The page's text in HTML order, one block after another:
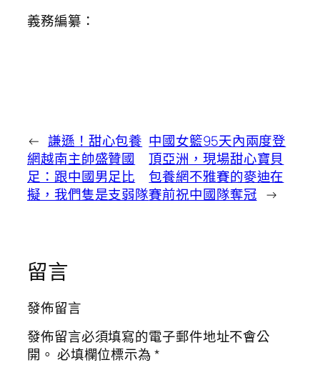
義務編纂：
← 謙遜！甜心包養
網越南主帥盛贊國
足：跟中國男足比
擬，我們隻是支弱隊
中國女籃95天內兩度登
頂亞洲，現場甜心寶貝
包養網不雅賽的麥迪在
賽前祝中國隊奪冠 →
留言
發佈留言
發佈留言必須填寫的電子郵件地址不會公
開。 必填欄位標示為*